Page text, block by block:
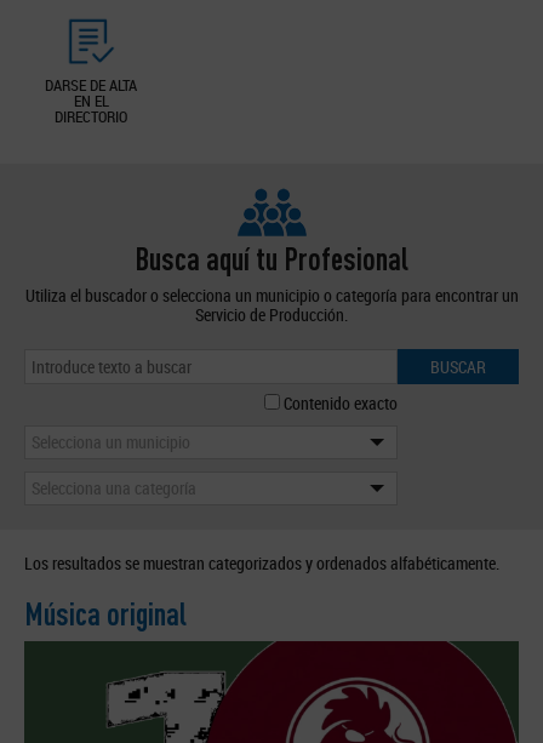
DARSE DE ALTA
EN EL
DIRECTORIO
Busca aquí tu Profesional
Utiliza el buscador o selecciona un municipio o categoría para encontrar un
Servicio de Producción.
BUSCAR
Contenido exacto
Selecciona un municipio
Selecciona una categoría
Los resultados se muestran categorizados y ordenados alfabéticamente.
Música original